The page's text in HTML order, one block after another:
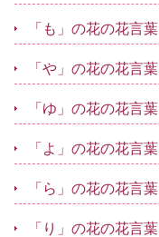
「も」の花の花言葉
「や」の花の花言葉
「ゆ」の花の花言葉
「よ」の花の花言葉
「ら」の花の花言葉
「り」の花の花言葉